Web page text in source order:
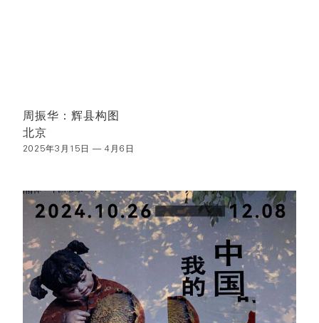
周振华：辉县构图
北京
2025年3月15日 — 4月6日